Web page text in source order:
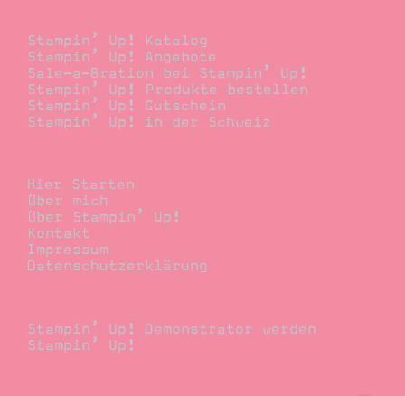
Stampin’ Up! Katalog
Stampin’ Up! Angebote
Sale-a-Bration bei Stampin’ Up!
Stampin’ Up! Produkte bestellen
Stampin’ Up! Gutschein
Stampin’ Up! in der Schweiz
Hier Starten
Über mich
Über Stampin’ Up!
Kontakt
Impressum
Datenschutzerklärung
Stampin’ Up! Demonstrator werden
Stampin’ Up!